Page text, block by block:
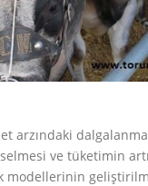
et arzındaki
ve tüketimin
modellerinin